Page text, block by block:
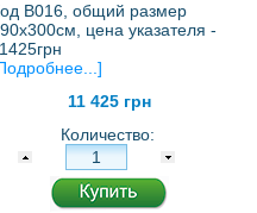
В016, общий размер
цена указателя -
11 425 грн
Количество: